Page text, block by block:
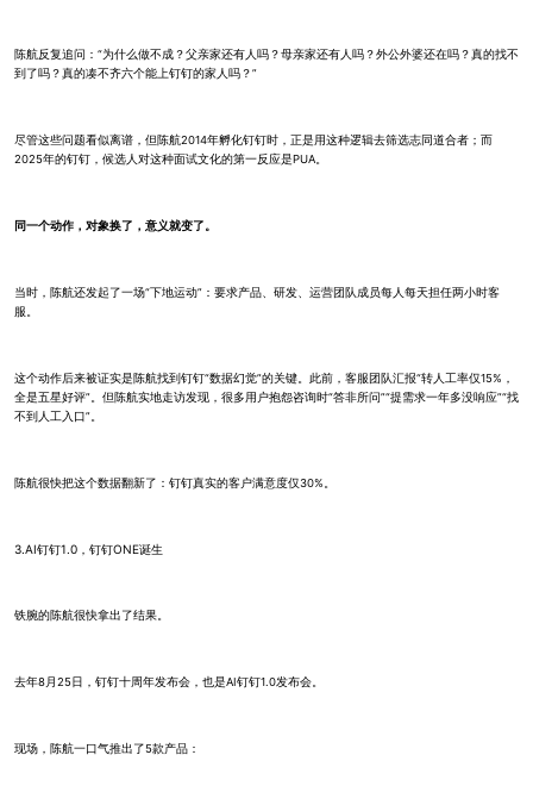
陈航反复追问：“为什么做不成？父亲家还有人吗？母亲家还有人吗？外公外婆还在吗？真的找不
到了吗？真的凑不齐六个能上钉钉的家人吗？”
尽管这些问题看似离谱，但陈航2014年孵化钉钉时，正是用这种逻辑去筛选志同道合者；而
2025年的钉钉，候选人对这种面试文化的第一反应是PUA。
同一个动作，对象换了，意义就变了。
当时，陈航还发起了一场“下地运动”：要求产品、研发、运营团队成员每人每天担任两小时客
服。
这个动作后来被证实是陈航找到钉钉“数据幻觉”的关键。此前，客服团队汇报“转人工率仅15%，
全是五星好评”。但陈航实地走访发现，很多用户抱怨咨询时“答非所问”“提需求一年多没响应”“找
不到人工入口”。
陈航很快把这个数据翻新了：钉钉真实的客户满意度仅30%。
3.AI钉钉1.0，钉钉ONE诞生
铁腕的陈航很快拿出了结果。
去年8月25日，钉钉十周年发布会，也是AI钉钉1.0发布会。
现场，陈航一口气推出了5款产品：